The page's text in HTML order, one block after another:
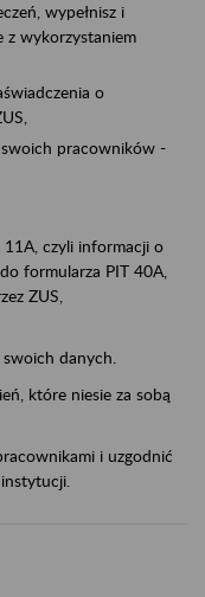
wypełnisz i
z wykorzystaniem
o
pracowników -
11A, czyli informacji o
formularza PIT 40A,
ZUS,
danych.
które niesie za sobą
i uzgodnić